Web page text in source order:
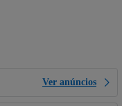
Ver anúncios